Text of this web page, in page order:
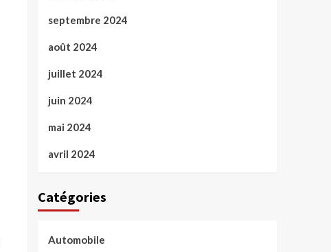
septembre 2024
août 2024
juillet 2024
juin 2024
mai 2024
avril 2024
Catégories
Automobile